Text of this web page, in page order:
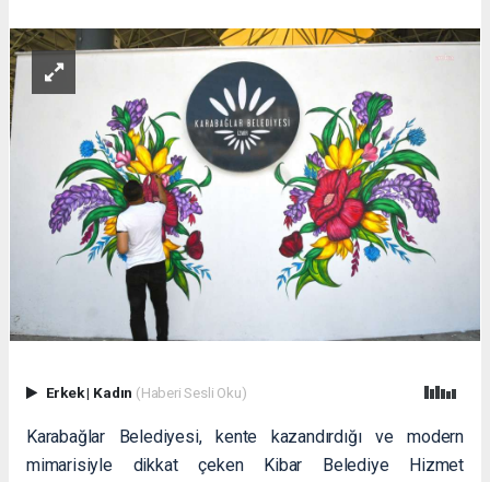
Erkek| Kadın (Haberi Sesli Oku)
Karabağlar Belediyesi, kente kazandırdığı ve modern
mimarisiyle dikkat çeken Kibar Belediye Hizmet